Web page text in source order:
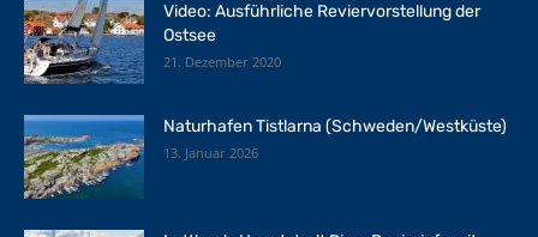
Video: Ausführliche Reviervorstellung der
Ostsee
21. Dezember 2020
Naturhafen Tistlarna (Schweden/Westküste)
13. Januar 2026